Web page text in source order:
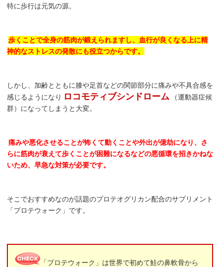
特に歩行は元気の源。
歩くことで全身の筋肉が鍛えられますし、血行が良くなる上に精
神的なストレスの発散にも役立つからです。
しかし、加齢とともに膝や足首などの関節部分に痛みや不具合感を
感じるようになり ロコモティブシンドローム
（運動器症候
群）になってしまうと大変。
痛みや悪化させることが怖くて動くことや外出が億劫になり、さ
らに筋肉が衰えて歩くことが困難になるなどの悪循環を招きかねな
いため、早急な対策が必要です。
そこでおすすめなのが話題のプロテオグリカン配合のサプリメント
「プロテウォーク」です。
「プロテウォーク」は世界で初めて鮭の鼻軟骨から